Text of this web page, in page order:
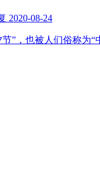
2020-08-24
”，也被人们俗称为“